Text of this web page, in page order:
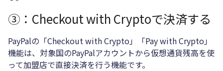
③：Checkout with Cryptoで決済する
PayPalの「Checkout with Crypto」「Pay with Crypto」
機能は、対象国のPayPalアカウントから仮想通貨残高を使
って加盟店で直接決済を行う機能です。